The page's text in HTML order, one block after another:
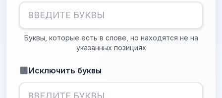
Буквы, которые есть в слове, но находятся не на
указанных позициях
Исключить буквы